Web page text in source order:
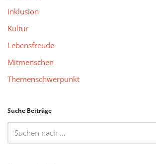
Inklusion
Kultur
Lebensfreude
Mitmenschen
Themenschwerpunkt
Suche Beiträge